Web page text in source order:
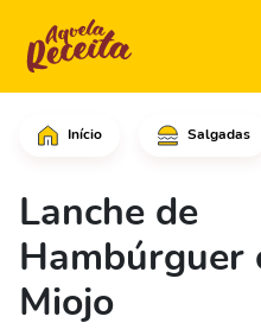
Início Salgadas
Lanche de
Hambúrguer
Miojo
Em uma